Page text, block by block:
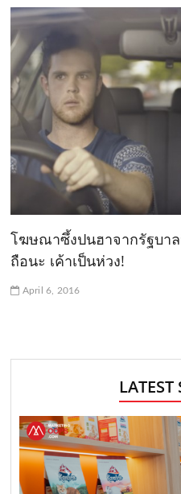
โฆษณาซึ้งปนฮาจากรัฐบา
ถือนะ เค้าเป็นห่วง!
April 6, 2016
LATEST